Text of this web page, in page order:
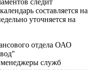
составляется на
уточняется на
отдела ОАО
служб